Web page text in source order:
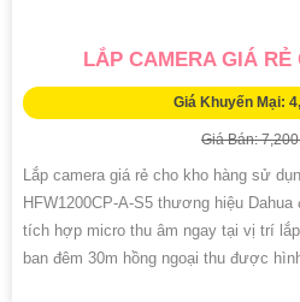
LẮP CAMERA GIÁ RẺ
Giá Khuyến Mại:
Giá Bán:
Lắp camera giá rẻ cho kho hàng sử
HFW1200CP-A-S5 thương hiệu Dahua
tích hợp micro thu âm ngay tại vị trí
ban đêm 30m hồng ngoại thu được